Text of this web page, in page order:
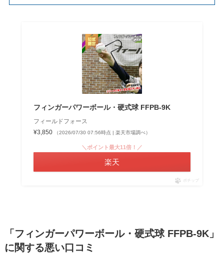
フィンガーパワーボール・硬式球 FFPB-9K
フィールドフォース
¥3,850
（2026/07/30 07:56時点 | 楽天市場調べ）
＼ポイント最大11倍！／
楽天
ポチップ
「フィンガーパワーボール・硬式球 FFPB-9K」
に関する悪い口コミ